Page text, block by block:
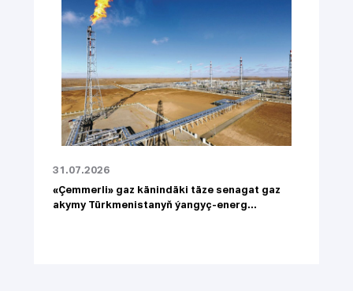
31.07.2026
«Çemmerli» gaz känindäki täze senagat gaz
akymy Türkmenistanyň ýangyç-energ...